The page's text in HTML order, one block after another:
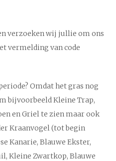
verzoeken wij jullie om ons
vermelding van code
Omdat het gras nog
bijvoorbeeld Kleine Trap,
en Griel te zien maar ook
Kraanvogel (tot begin
Kanarie, Blauwe Ekster,
Kleine Zwartkop, Blauwe